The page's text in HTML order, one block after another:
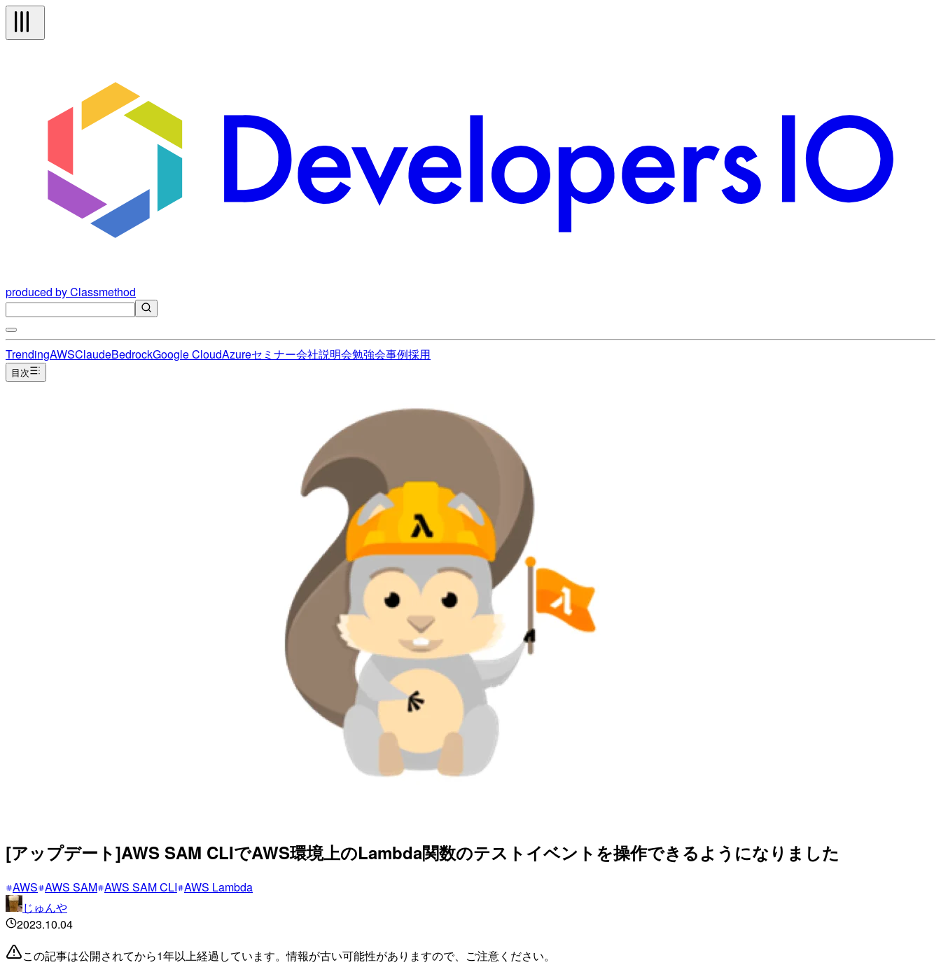
produced by Classmethod
TrendingAWSClaudeBedrockGoogle CloudAzureセミナー会社説明会勉強会事例採用
目次
[アップデート]AWS SAM CLIでAWS環境上のLambda関数のテストイベントを操作できるようになりました
AWS AWS SAM AWS SAM CLI AWS Lambda
じゅんや
2023.10.04
この記事は公開されてから1年以上経過しています。情報が古い可能性がありますので、ご注意ください。